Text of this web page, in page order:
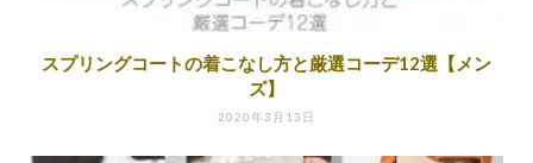
スプリングコートの着こなし方と厳選コーデ12選【メン
ズ】
2020年3月13日